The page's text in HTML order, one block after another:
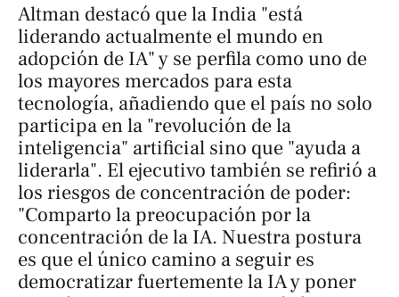
Altman destacó que la India "está
liderando actualmente el mundo en
adopción de IA" y se perfila como uno de
los mayores mercados para esta
tecnología, añadiendo que el país no solo
participa en la "revolución de la
inteligencia" artificial sino que "ayuda a
liderarla". El ejecutivo también se refirió a
los riesgos de concentración de poder:
"Comparto la preocupación por la
concentración de la IA. Nuestra postura
es que el único camino a seguir es
democratizar fuertemente la IA y poner